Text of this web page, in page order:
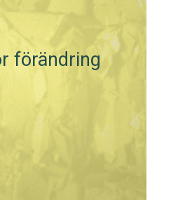
förändring